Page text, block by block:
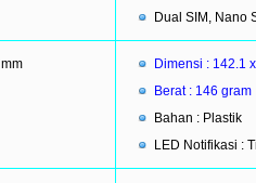
Dual SIM, Nano
Dimensi : 142.1
Berat : 146 gram
Bahan : Plastik
LED Notifikasi :